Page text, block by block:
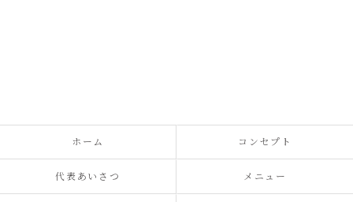
ホーム コンセプト
代表あいさつ メニュー